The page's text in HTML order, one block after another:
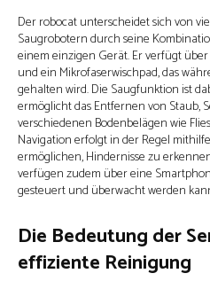
Der robocat unterscheidet sich von
Saugrobotern durch seine
einem einzigen Gerät. Er verfügt
und ein Mikrofaserwischpad, das
gehalten wird. Die Saugfunktion ist
ermöglicht das Entfernen von Staub,
verschiedenen Bodenbelägen wie
Navigation erfolgt in der Regel
ermöglichen, Hindernisse zu
verfügen zudem über eine
gesteuert und überwacht werden
Die Bedeutung der
effiziente Reinigung